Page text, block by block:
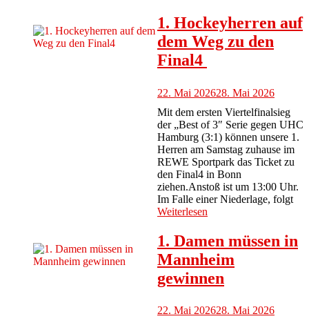
1. Hockeyherren auf
dem Weg zu den
Final4
22. Mai 202628. Mai 2026
Mit dem ersten Viertelfinalsieg
der „Best of 3″ Serie gegen UHC
Hamburg (3:1) können unsere 1.
Herren am Samstag zuhause im
REWE Sportpark das Ticket zu
den Final4 in Bonn
ziehen.Anstoß ist um 13:00 Uhr.
Im Falle einer Niederlage, folgt
Weiterlesen
1. Damen müssen in
Mannheim
gewinnen
22. Mai 202628. Mai 2026